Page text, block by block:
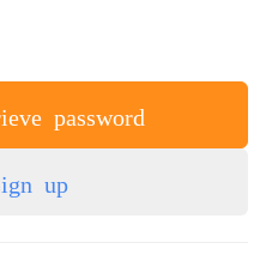
password
up